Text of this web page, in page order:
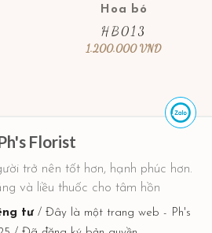
Hoa bó
HB013
1.200.000VND
Florist
trở nên tốt hơn, hạnh phúc hơn.
và liều thuốc cho tâm hồn
tư/ Đây là một trang web - Ph's